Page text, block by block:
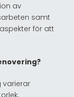
av
samt
för att
varierar